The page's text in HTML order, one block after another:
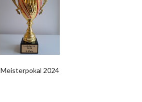
Meisterpokal 2024